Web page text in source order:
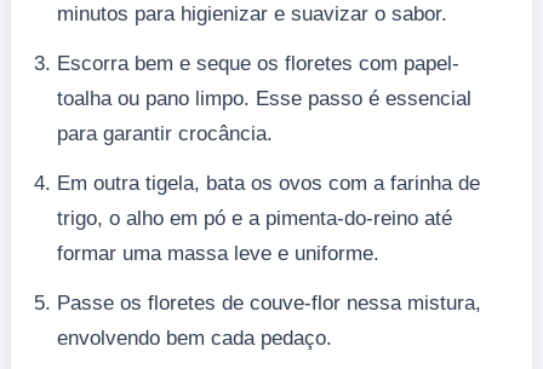
minutos para higienizar e suavizar o sabor.
Escorra bem e seque os floretes com papel-
toalha ou pano limpo. Esse passo é essencial
para garantir crocância.
Em outra tigela, bata os ovos com a farinha de
trigo, o alho em pó e a pimenta-do-reino até
formar uma massa leve e uniforme.
Passe os floretes de couve-flor nessa mistura,
envolvendo bem cada pedaço.